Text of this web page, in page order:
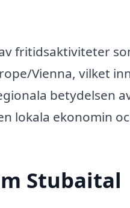
fritidsaktiviteter
Vienna, vilket
betydelsen
lokala ekonomin
Stubaital